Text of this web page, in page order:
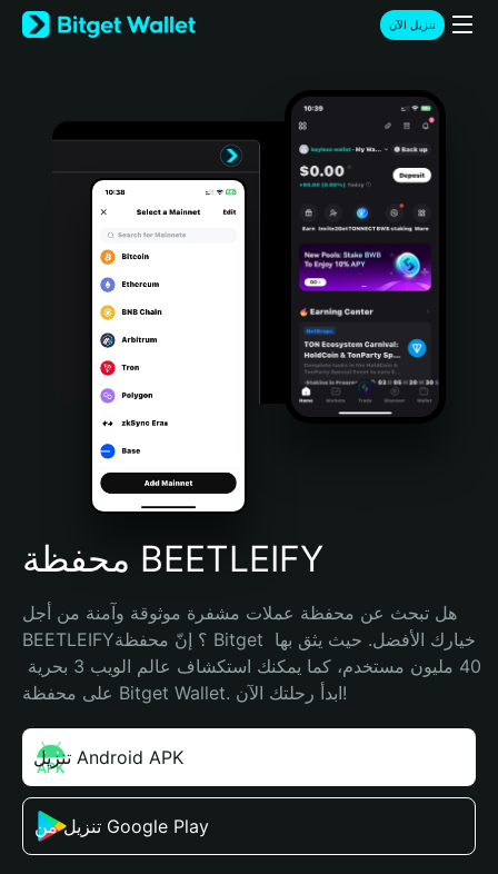
English
日本語
Türkçe
Português (Portugal)
Bahasa Indonesia
Português (Brasil)
Español (Argentina)
تنزيل الآن
محفظة BEETLEIFY
هل تبحث عن محفظة عملات مشفرة موثوقة وآمنة من أجل
BEETLEIFY؟ إنّ محفظة Bitget خيارك الأفضل. حيث يثق بها
على محفظة Bitget Wallet. ابدأ رحلتك الآن!
تنزيل Android APK
تنزيل من Google Play